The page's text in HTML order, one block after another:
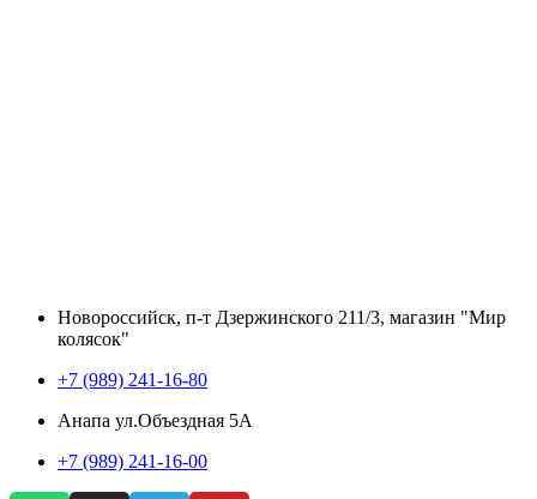
Новороссийск, п-т Дзержинского 211/3, магазин "Мир
колясок"
+7 (989) 241-16-80
Анапа ул.Объездная 5А
+7 (989) 241-16-00